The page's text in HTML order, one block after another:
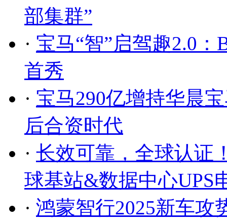
部集群”
· 宝马“智”启驾趣2.0
首秀
· 宝马290亿增持华晨
后合资时代
· 长效可靠，全球认证
球基站&数据中心UPS
· 鸿蒙智行2025新车攻